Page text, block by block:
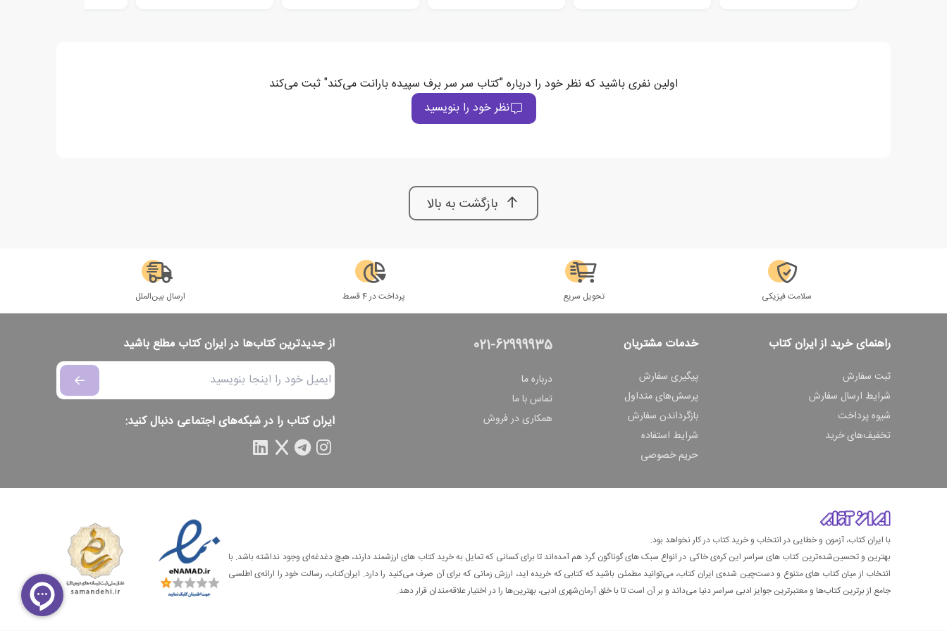
اولین نفری باشید که نظر خود را درباره "کتاب سر سر برف سپیده بارانت می‌کند" ثبت می‌کند
نظر خود را بنویسید
بازگشت به بالا
سلامت فیزیکی تحویل سریع پرداخت در 4 قسط ارسال بین‌الملل
راهنمای خرید از ایران کتاب
ثبت سفارش
شرایط ارسال سفارش
شیوه پرداخت
تخفیف‌های خرید
خدمات مشتریان
پیگیری سفارش
پرسش‌های متداول
بازگرداندن سفارش
شرایط استفاده
حریم خصوصی
021-62999935
درباره ما
تماس با ما
همکاری در فروش
از جدیدترین کتاب‌ها در ایران کتاب مطلع باشید
ایران کتاب را در شبکه‌های اجتماعی دنبال کنید:
با ایران کتاب، آزمون و خطایی در انتخاب و خرید کتاب در کار نخواهد بود.
بهترین و تحسین‌شده‌ترین کتاب‌ های سراسر این کره‌ی خاکی در انواع سبک های گوناگون گرد هم آمده‌اند تا برای کسانی که تمایل به خرید کتاب های ارزشمند دارند، هیچ دغدغه‌ای وجود نداشته باشد. با
انتخاب از میان کتاب های متنوع و دست‌چین شده‌ی ایران کتاب، می‌توانید مطمئن باشید که کتابی که خریده اید، ارزش زمانی که برای آن صرف می‌کنید را دارد. ایران‌کتاب، رسالت خود را ارائه‌ی اطلسی
جامع از برترین کتاب‌ها و معتبرترین جوایز ادبی سراسر دنیا می‌داند و بر آن است تا با خلق آرمان‌شهری ادبی، بهترین‌ها را در اختیار علاقه‌مندان قرار دهد.